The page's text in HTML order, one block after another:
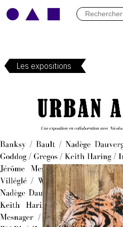
Les expositions